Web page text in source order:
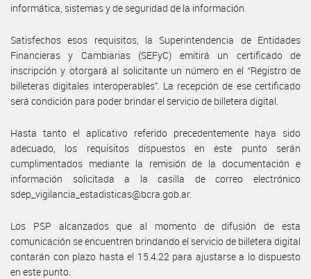
informática, sistemas y de seguridad de la información.
Satisfechos esos requisitos, la Superintendencia de Entidades
Financieras y Cambiarias (SEFyC) emitirá un certificado de
inscripción y otorgará al solicitante un número en el “Registro de
billeteras digitales interoperables”. La recepción de ese certificado
será condición para poder brindar el servicio de billetera digital.
Hasta tanto el aplicativo referido precedentemente haya sido
adecuado, los requisitos dispuestos en este punto serán
cumplimentados mediante la remisión de la documentación e
información solicitada a la casilla de correo electrónico
sdep_vigilancia_estadisticas@bcra.gob.ar.
Los PSP alcanzados que al momento de difusión de esta
comunicación se encuentren brindando el servicio de billetera digital
contarán con plazo hasta el 15.4.22 para ajustarse a lo dispuesto
en este punto.